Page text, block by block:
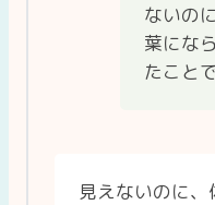
ないの
葉にな
たこと
見えないのに